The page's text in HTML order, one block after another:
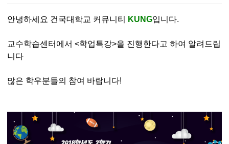
안녕하세요 건국대학교 커뮤니티 KUNG입니다.
교수학습센터에서 <학업특강>을 진행한다고 하여 알려드립
니다
많은 학우분들의 참여 바랍니다!